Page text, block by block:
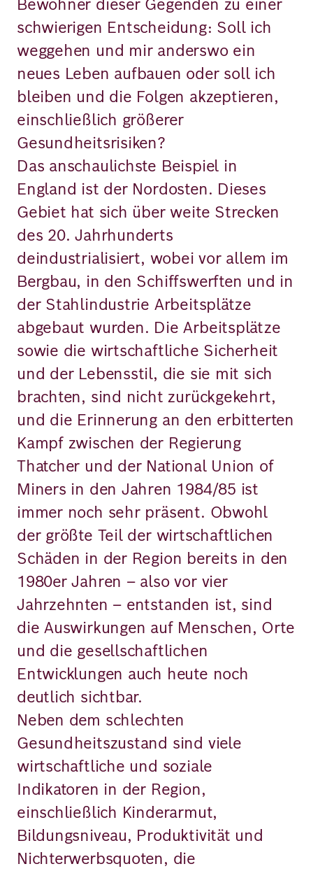
Bewohner dieser Gegenden zu einer
schwierigen Entscheidung: Soll ich
weggehen und mir anderswo ein
neues Leben aufbauen oder soll ich
bleiben und die Folgen akzeptieren,
einschließlich größerer
Gesundheitsrisiken?
Das anschaulichste Beispiel in
England ist der Nordosten. Dieses
Gebiet hat sich über weite Strecken
des 20. Jahrhunderts
deindustrialisiert, wobei vor allem im
Bergbau, in den Schiffswerften und in
der Stahlindustrie Arbeitsplätze
abgebaut wurden. Die Arbeitsplätze
sowie die wirtschaftliche Sicherheit
und der Lebensstil, die sie mit sich
brachten, sind nicht zurückgekehrt,
und die Erinnerung an den erbitterten
Kampf zwischen der Regierung
Thatcher und der National Union of
Miners in den Jahren 1984/85 ist
immer noch sehr präsent. Obwohl
der größte Teil der wirtschaftlichen
Schäden in der Region bereits in den
1980er Jahren – also vor vier
Jahrzehnten – entstanden ist, sind
die Auswirkungen auf Menschen, Orte
und die gesellschaftlichen
Entwicklungen auch heute noch
deutlich sichtbar.
Neben dem schlechten
Gesundheitszustand sind viele
wirtschaftliche und soziale
Indikatoren in der Region,
einschließlich Kinderarmut,
Bildungsniveau, Produktivität und
Nichterwerbsquoten, die